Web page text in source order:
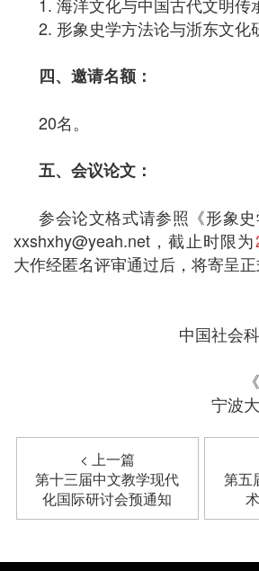
1. 海洋文化与中国古代文明传
2. 形象史学方法论与浙东文化
四、邀请名额：
20名。
五、会议论文：
参会论文格式请参照《形象
xxshxhy@yeah.net，截止时限为
大作经匿名评审通过后，将寄呈正
中国社会
宁波
< 上一篇
第十三届中文教学现代
化国际研讨会预通知
第五